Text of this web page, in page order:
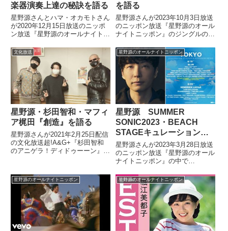
楽器演奏上達の秘訣を語る
星野源さんとハマ・オカモトさん
が2020年12月15日放送のニッポ
ン放送『星野源のオールナイトニ
ついてトーク。ギターとベースに
ついて、練習を始めてから感じる
壁や上達する秘訣などについて話
していました。今夜の #...
を語る
星野源さんが2023年10月3日放送
のニッポン放送『星野源のオール
ナイトニッポン』のジングルのコ
の一粒万倍日について話していま
した。
文化放送
星野源・杉田智和・マフィ
ア梶田『創造』を語る
星野源さんが2021年2月25日配信
の文化放送超!A&G+『杉田智和
のアニゲラ！ディドゥーーン』に
造』について話していました。
星野源のオールナイトニッポン
星野源 SUMMER
SONIC2023・BEACH
STAGEキュレーションを
語る
星野源さんが2023年3月28日放送
のニッポン放送『星野源のオール
ナイトニッポン』の中で
BEACH STAGEのキュレーショ
ンを担当することになった件を話
していました。
星野源のオールナイトニッポン 星野源のオールナイトニッポン